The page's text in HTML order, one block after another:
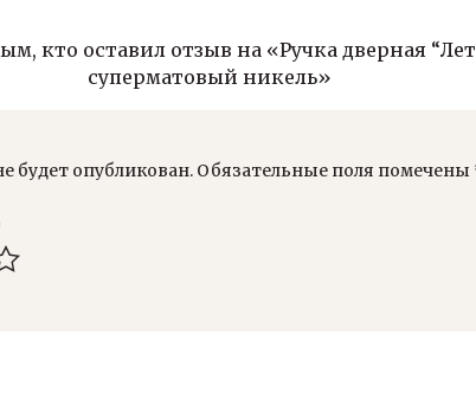
кто оставил отзыв на «Ручка дверная
суперматовый никель»
будет опубликован. Обязательные поля помечены